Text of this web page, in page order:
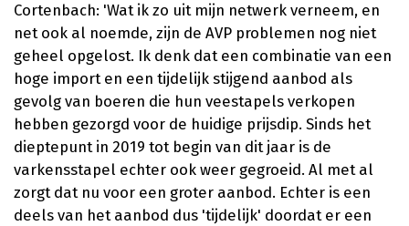
Cortenbach: 'Wat ik zo uit mijn netwerk verneem, en
net ook al noemde, zijn de AVP problemen nog niet
geheel opgelost. Ik denk dat een combinatie van een
hoge import en een tijdelijk stijgend aanbod als
gevolg van boeren die hun veestapels verkopen
hebben gezorgd voor de huidige prijsdip. Sinds het
dieptepunt in 2019 tot begin van dit jaar is de
varkensstapel echter ook weer gegroeid. Al met al
zorgt dat nu voor een groter aanbod. Echter is een
deels van het aanbod dus 'tijdelijk' doordat er een